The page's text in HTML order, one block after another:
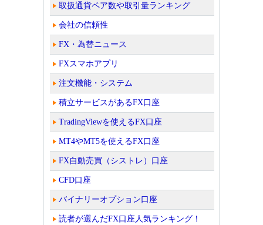
取扱通貨ペア数や取引量ランキング
会社の信頼性
FX・為替ニュース
FXスマホアプリ
注文機能・システム
積立サービスがあるFX口座
TradingViewを使えるFX口座
MT4やMT5を使えるFX口座
FX自動売買（シストレ）口座
CFD口座
バイナリーオプション口座
読者が選んだFX口座人気ランキング！